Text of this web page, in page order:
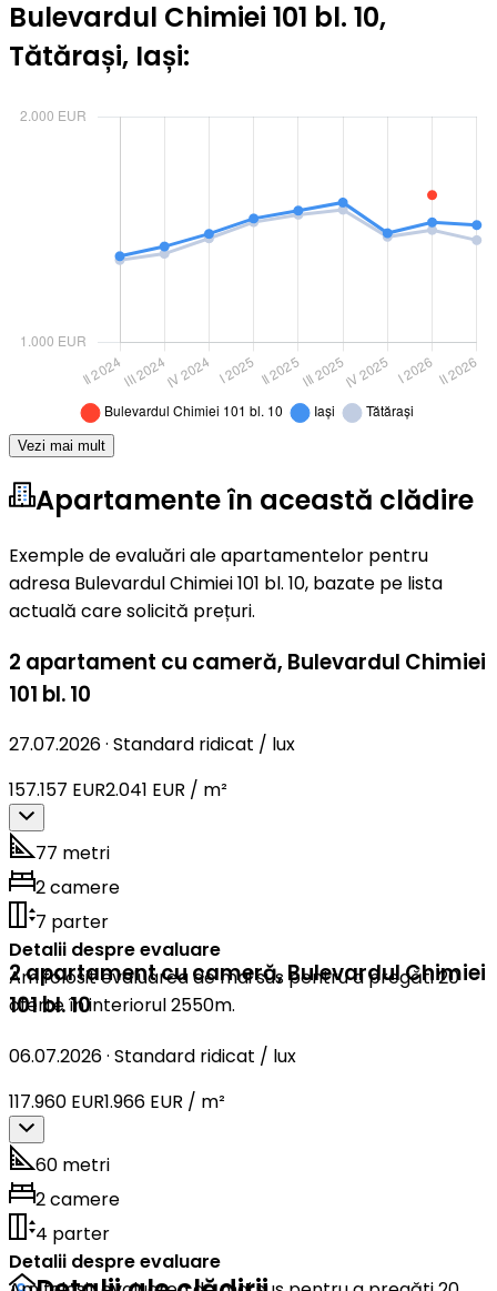
Bulevardul Chimiei 101 bl. 10,
Tătărași, Iași:
Vezi mai mult
Apartamente în această clădire
Exemple de evaluări ale apartamentelor pentru
adresa Bulevardul Chimiei 101 bl. 10, bazate pe lista
actuală care solicită prețuri.
2 apartament cu cameră, Bulevardul Chimiei
101 bl. 10
27.07.2026· Standard ridicat / lux
157.157 EUR2.041 EUR / m²
77 metri
2 camere
7 parter
Detalii despre evaluare
Am folosit evaluarea de mai sus pentru a pregăti 20
oferte în interiorul 2550m.
2 apartament cu cameră,Bulevardul Chimiei
101 bl. 10
06.07.2026· Standard ridicat / lux
117.960 EUR1.966 EUR / m²
60 metri
2 camere
4 parter
Detalii despre evaluare